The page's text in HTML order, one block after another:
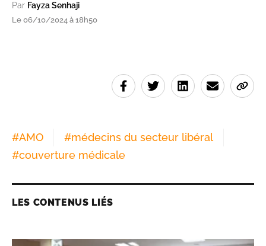
Par Fayza Senhaji
Le 06/10/2024 à 18h50
#AMO #médecins du secteur libéral
#couverture médicale
LES CONTENUS LIÉS